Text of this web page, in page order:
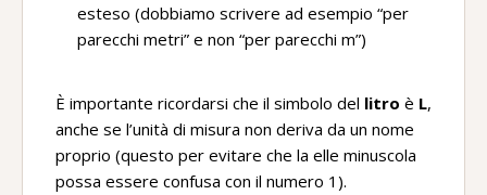
esteso (dobbiamo scrivere ad esempio “per
parecchi metri” e non “per parecchi m”)
È importante ricordarsi che il simbolo del litro è L,
anche se l’unità di misura non deriva da un nome
proprio (questo per evitare che la elle minuscola
possa essere confusa con il numero 1).